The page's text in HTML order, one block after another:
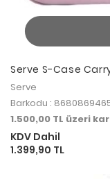
Serve S-Case
Çantası Pudra
Serve
Barkodu :
1.500,00 TL üzeri
KDV Dahil
1.399,90 TL